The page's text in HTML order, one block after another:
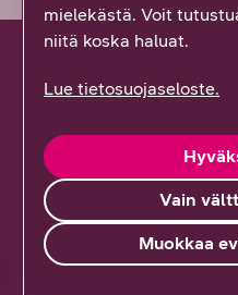
Hallinnoi palveluitasi
Kirjaudu YritysDNA:han
Hanki tunnukset
mielekästä. Voit
niitä koska haluat.
Lue tietosuojaseloste.
Vain
Muokkaa